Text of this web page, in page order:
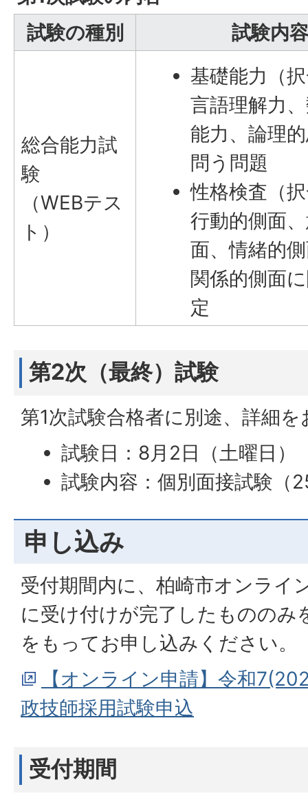
試験の種別
試験内容
総合能力試
験
（WEBテス
ト）
基礎能力（
言語理解力
能力、論理
問う問題
性格検査（
行動的側面
面、情緒的
関係的側面
定
第2次（最終）試験
第1次試験合格者に別途、詳細
試験日：8月2日（土曜日）
試験内容：個別面接試験（
申し込み
受付期間内に、柏崎市オンライ
に受け付けが完了したもののみ
をもってお申し込みください。
【オンライン申請】令和
政技師採用試験申込
受付期間